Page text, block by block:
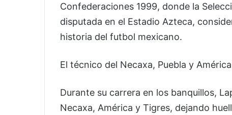
Confederaciones 1999, donde la
disputada en el Estadio Azteca,
historia del futbol mexicano.
El técnico del Necaxa, Puebla y América
Durante su carrera en los banquillos,
Necaxa, América y Tigres, dejando